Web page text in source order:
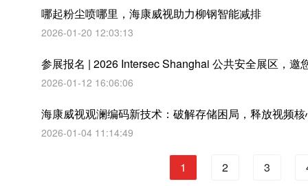
哪起粉尘喷哪里，海康威视助力柳钢智能减排
2026-01-20 12:03:13
参展报名 | 2026 Intersec Shanghai 公共安全展区，邀
2026-01-12 16:06:06
海康威视观澜编码新技术：破解存储困局，释放视频
2026-01-04 11:14:49
1 2 3